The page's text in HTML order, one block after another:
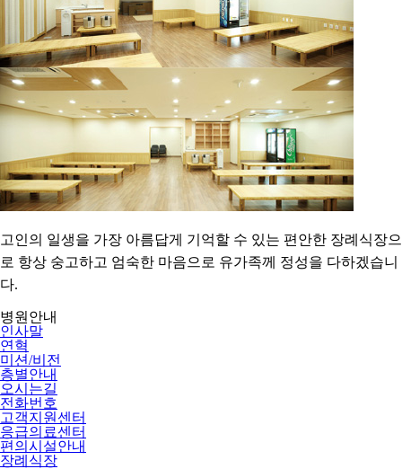
고인의 일생을 가장 아름답게 기억할 수 있는 편안한 장례식장으
로 항상 숭고하고 엄숙한 마음으로 유가족께 정성을 다하겠습니
다.
병원안내
인사말
연혁
미션/비전
층별안내
오시는길
전화번호
고객지원센터
응급의료센터
편의시설안내
장례식장